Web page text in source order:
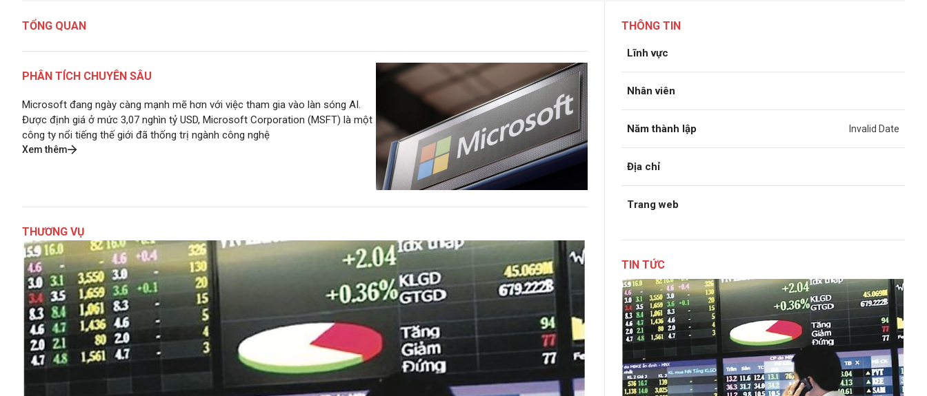
TỔNG QUAN
PHÂN TÍCH CHUYÊN SÂU
Microsoft đang ngày càng mạnh mẽ hơn với việc tham gia vào làn sóng AI.
Được định giá ở mức 3,07 nghìn tỷ USD, Microsoft Corporation (MSFT) là một
công ty nổi tiếng thế giới đã thống trị ngành công nghệ
Xem thêm
THƯƠNG VỤ
THÔNG TIN
Lĩnh vực
Nhân viên
Năm thành lập Invalid Date
Địa chỉ
Trang web
TIN TỨC